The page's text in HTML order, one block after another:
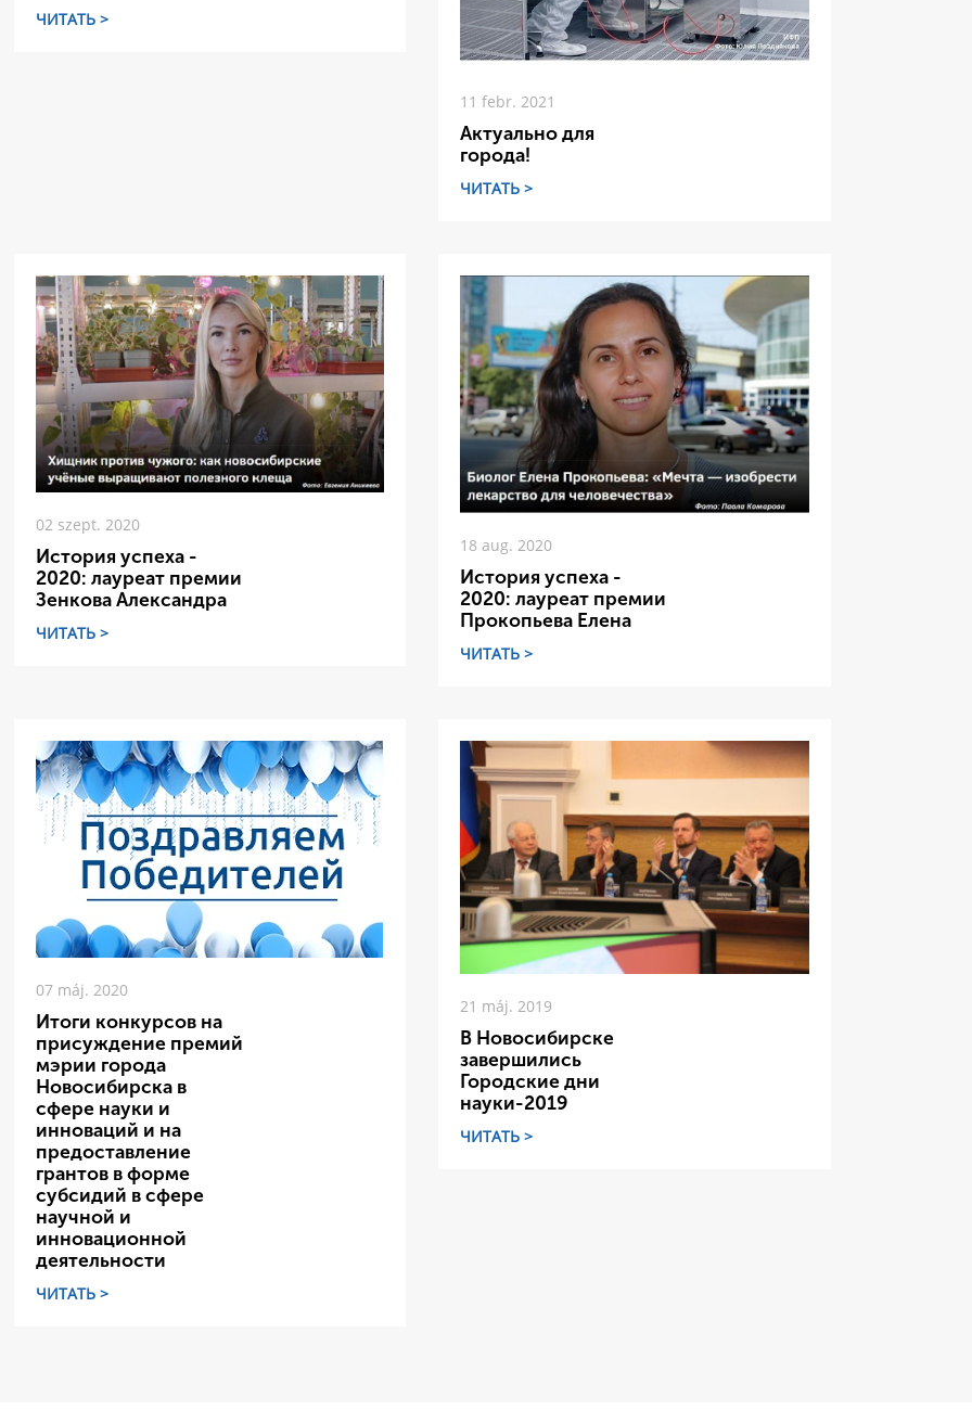
ЧИТАТЬ >
11 febr. 2021
Актуально для
города!
ЧИТАТЬ >
02 szept. 2020
История успеха -
2020: лауреат премии
Зенкова Александра
ЧИТАТЬ >
18 aug. 2020
История успеха -
2020: лауреат премии
Прокопьева Елена
ЧИТАТЬ >
07 máj. 2020
Итоги конкурсов на
присуждение премий
мэрии города
Новосибирска в
сфере науки и
инноваций и на
предоставление
грантов в форме
субсидий в сфере
научной и
инновационной
деятельности
ЧИТАТЬ >
21 máj. 2019
В Новосибирске
завершились
Городские дни
науки-2019
ЧИТАТЬ >